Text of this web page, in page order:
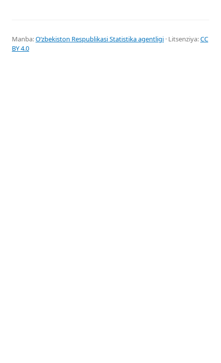
Manba:Oʻzbekiston Respublikasi Statistika agentligi · Litsenziya:CC
BY 4.0